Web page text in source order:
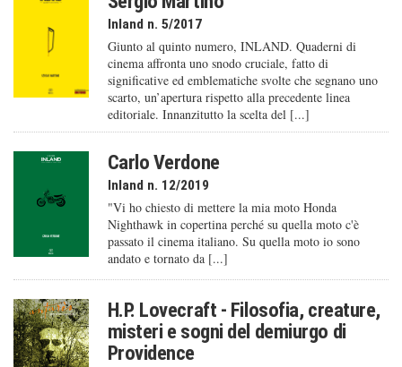
Inland n. 5/2017
Giunto al quinto numero, INLAND. Quaderni di
cinema affronta uno snodo cruciale, fatto di
significative ed emblematiche svolte che segnano uno
scarto, un’apertura rispetto alla precedente linea
editoriale. Innanzitutto la scelta del [...]
Carlo Verdone
Inland n. 12/2019
"Vi ho chiesto di mettere la mia moto Honda
Nighthawk in copertina perché su quella moto c'è
passato il cinema italiano. Su quella moto io sono
andato e tornato da [...]
H.P. Lovecraft - Filosofia, creature,
misteri e sogni del demiurgo di
Providence